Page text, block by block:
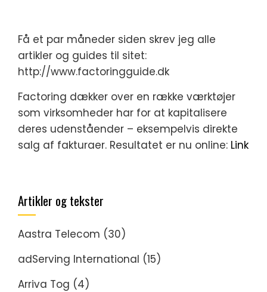
Få et par måneder siden skrev jeg alle
artikler og guides til sitet:
http://www.factoringguide.dk
Factoring dækker over en række værktøjer
som virksomheder har for at kapitalisere
deres udenståender – eksempelvis direkte
salg af fakturaer. Resultatet er nu online: Link
Artikler og tekster
Aastra Telecom (30)
adServing International (15)
Arriva Tog (4)